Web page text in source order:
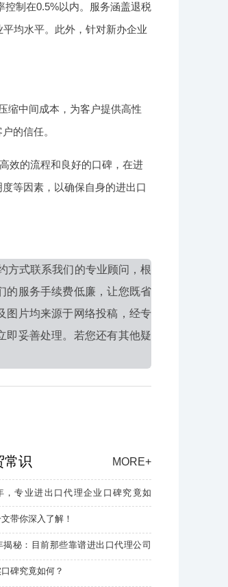
控制在0.5%以内。服务涵盖退税
均水平。此外，针对新办企业
缩中间成本，为客户提供高性
的信任。
效的流程和良好的口碑，在进
等因素，以确保自身的进出口
方式联系我们的专业顾问，根
的服务手续费低廉，让您既省
图片均来源于网络投稿，经专
即妥善处理。若您还有其他疑
常识 MORE+
，专业进出口代理企业口碑究竟如
带你深入了解！
揭秘：目前那些靠谱进出口代理公司
碑究竟如何？